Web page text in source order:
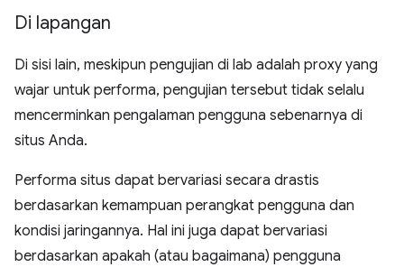
Di lapangan
Di sisi lain, meskipun pengujian di lab adalah proxy yang
wajar untuk performa, pengujian tersebut tidak selalu
mencerminkan pengalaman pengguna sebenarnya di
situs Anda.
Performa situs dapat bervariasi secara drastis
berdasarkan kemampuan perangkat pengguna dan
kondisi jaringannya. Hal ini juga dapat bervariasi
berdasarkan apakah (atau bagaimana) pengguna